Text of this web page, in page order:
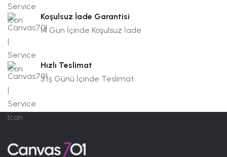
Koşulsuz İade Garantisi
14 Gün İçinde Koşulsuz İade
Hızlı Teslimat
3 İş Günü İçinde Teslimat